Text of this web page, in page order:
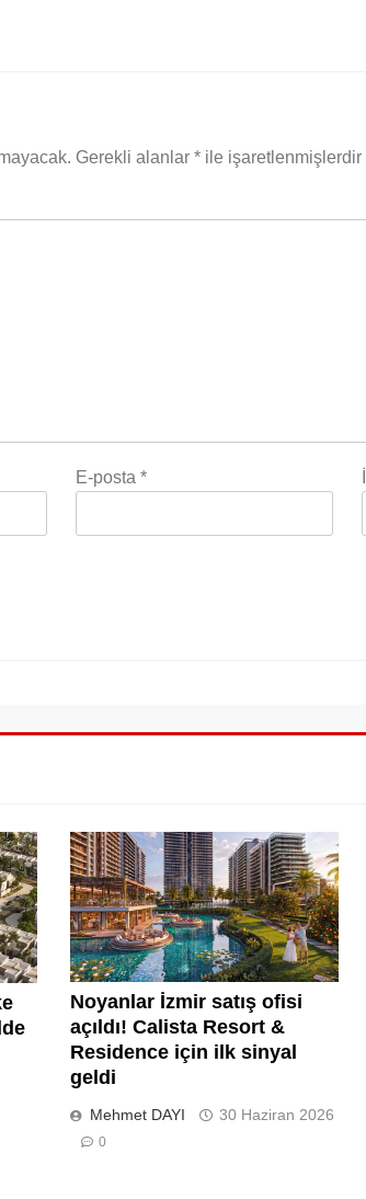
Gerekli alanlar * ile işaretlenmişlerdir
E-posta*
Noyanlar İzmir satış ofisi
açıldı! Calista Resort &
Residence için ilk sinyal
geldi
Mehmet DAYI 30 Haziran 2026
0